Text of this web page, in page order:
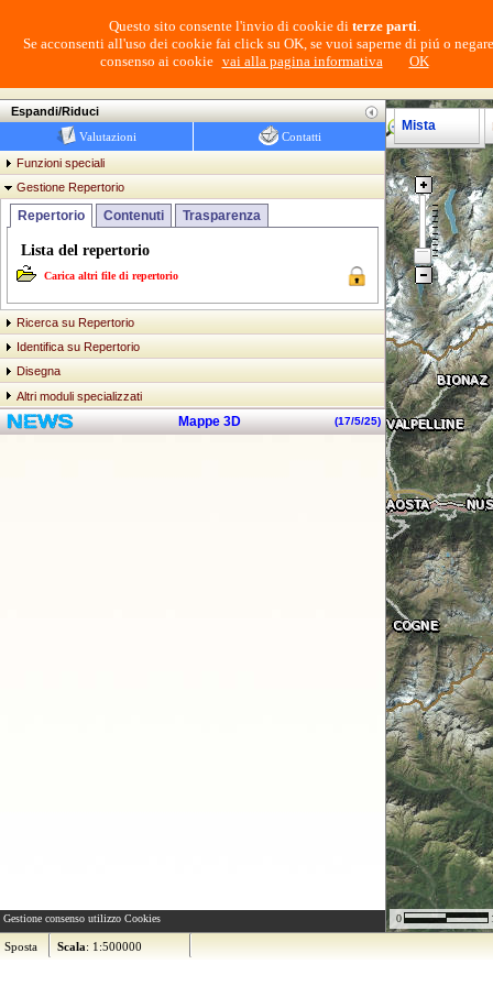
Questo sito consente l'invio di cookie di terze parti.
Se acconsenti all'uso dei cookie fai click su OK, se vuoi saperne di piú o
consenso ai cookie vai alla pagina informativa OK
Espandi/Riduci
Valutazioni
Contatti
Funzioni speciali
Gestione Repertorio
Repertorio Contenuti Trasparenza
Lista del repertorio
Carica altri file di repertorio
Ricerca su Repertorio
Identifica su Repertorio
Disegna
Altri moduli specializzati
Mappe 3D (17/5/25)
Gestione consenso utilizzo Cookies 0
Mista
Sposta Scala: 1:500000